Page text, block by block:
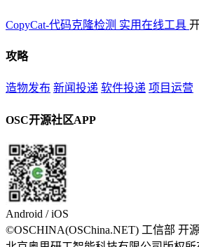
CopyCat-代码克隆检测 实用在线工具
攻略
造物发布 新闻投递 软件投递 项目运营
OSC开源社区APP
Android / iOS
©OSCHINA(OSChina.NET) 工信部 开